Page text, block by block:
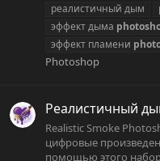
реалистичный дым
эффект дыма
эффект пламени
Photoshop
Реалистичный
Realistic Smoke
цифровые
помощью этого